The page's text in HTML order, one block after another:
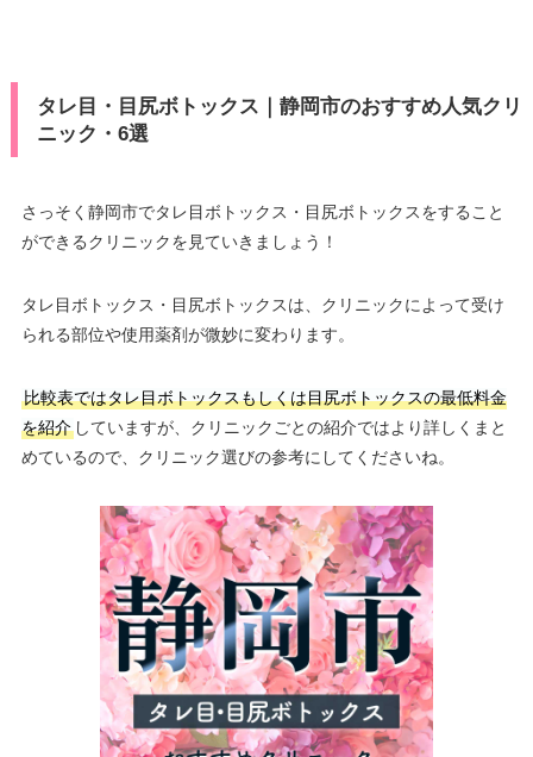
タレ目・目尻ボトックス｜静岡市のおすすめ人気クリ
ニック・6選
さっそく静岡市でタレ目ボトックス・目尻ボトックスをすること
ができるクリニックを見ていきましょう！
タレ目ボトックス・目尻ボトックスは、クリニックによって受け
られる部位や使用薬剤が微妙に変わります。
比較表ではタレ目ボトックスもしくは目尻ボトックスの最低料金
を紹介していますが、クリニックごとの紹介ではより詳しくまと
めているので、クリニック選びの参考にしてくださいね。